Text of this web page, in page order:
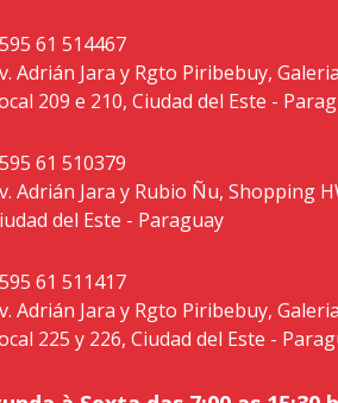
61 514467
Adrián Jara y Rgto Piribebuy,
209 e 210, Ciudad del Este -
61 510379
Adrián Jara y Rubio Ñu, Shopping
del Este - Paraguay
61 511417
Adrián Jara y Rgto Piribebuy,
225 y 226, Ciudad del Este -